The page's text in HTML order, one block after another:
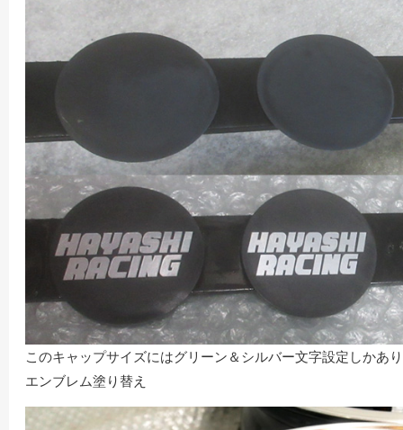
このキャップサイズにはグリーン＆シルバー文字設定しかあ
エンブレム塗り替え